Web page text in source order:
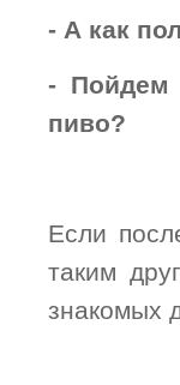
- А как
- Пойдем
пиво?
Если
таким
знакомых